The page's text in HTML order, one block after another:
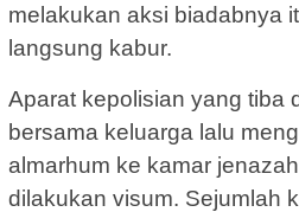
melakukan aksi biadabnya
langsung kabur.
Aparat kepolisian yang tiba
bersama keluarga lalu
almarhum ke kamar
dilakukan visum. Sejumlah